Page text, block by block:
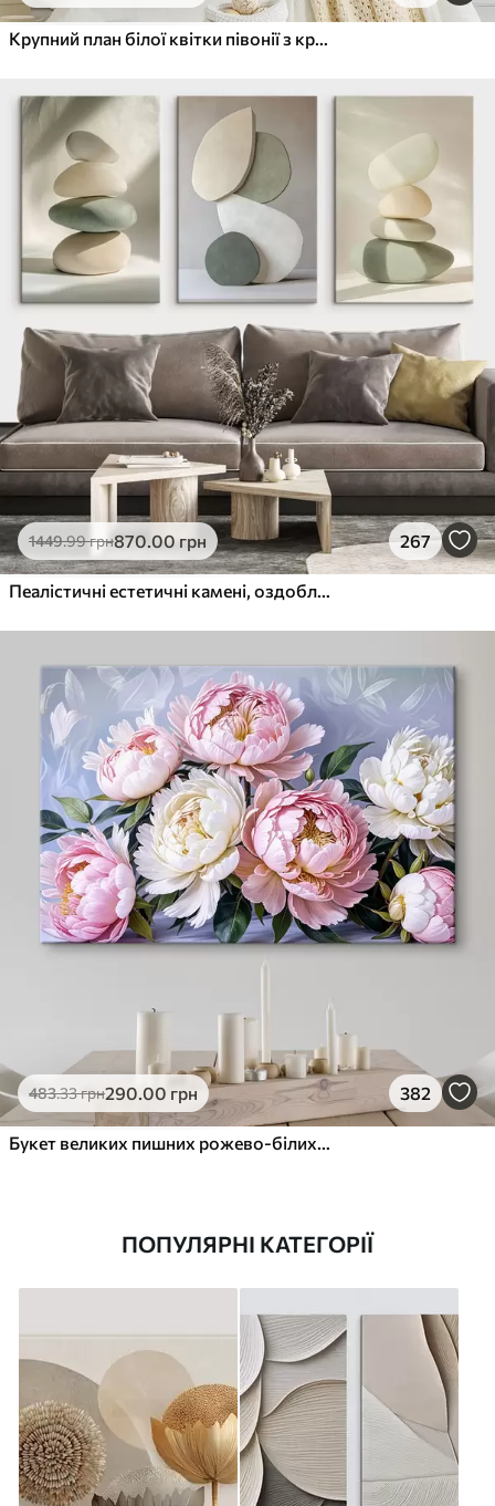
Крупний план білої квітки півонії з крапельками води на пелюстках на розмитому фоні
1449.99грн870.00 грн 267
Пеалістичні естетичні камені, оздоблення будинку, природне освітлення
483.33грн290.00 грн 382
Букет великих пишних рожево-білих квітів півонії із зеленим листям на м’якому розмитому фоні
ПОПУЛЯРНІ КАТЕГОРІЇ